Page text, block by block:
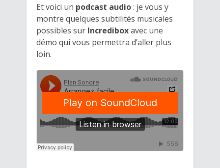
Et voici un podcast audio: je vous y
montre quelques subtilités musicales
possibles sur Incrediboxavec une
démo qui vous permettra d’aller plus
loin.